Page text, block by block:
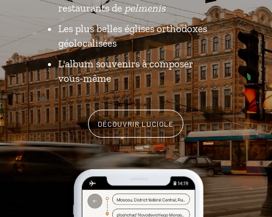
restaurants depelmenis
Les plus belles églises orthodoxes
géolocalisées
L'album souvenirs à composer
vous-même
DÉCOUVRIR LUCIOLE